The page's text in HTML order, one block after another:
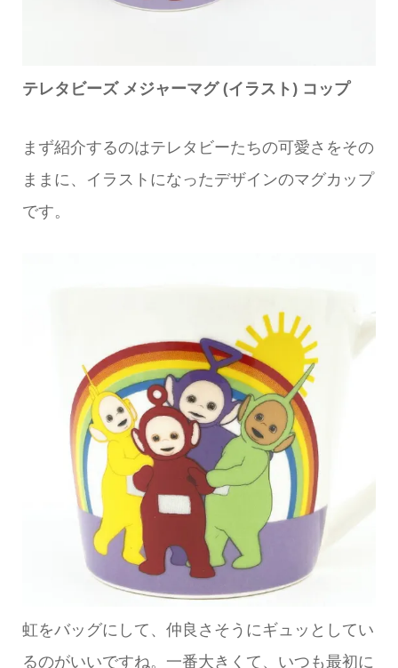
テレタビーズ メジャーマグ (イラスト) コップ
まず紹介するのはテレタビーたちの可愛さをその
ままに、イラストになったデザインのマグカップ
です。
虹をバッグにして、仲良さそうにギュッとしてい
るのがいいですね。一番大きくて、いつも最初に